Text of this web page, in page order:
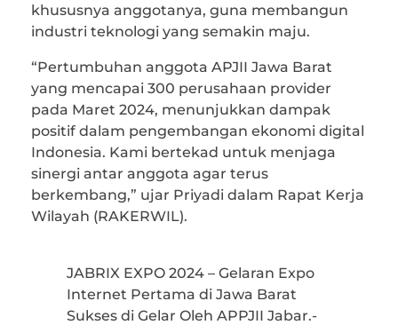
khususnya anggotanya, guna membangun
industri teknologi yang semakin maju.
“Pertumbuhan anggota APJII Jawa Barat
yang mencapai 300 perusahaan provider
pada Maret 2024, menunjukkan dampak
positif dalam pengembangan ekonomi digital
Indonesia. Kami bertekad untuk menjaga
sinergi antar anggota agar terus
berkembang,” ujar Priyadi dalam Rapat Kerja
Wilayah (RAKERWIL).
JABRIX EXPO 2024 – Gelaran Expo
Internet Pertama di Jawa Barat
Sukses di Gelar Oleh APPJII Jabar.-